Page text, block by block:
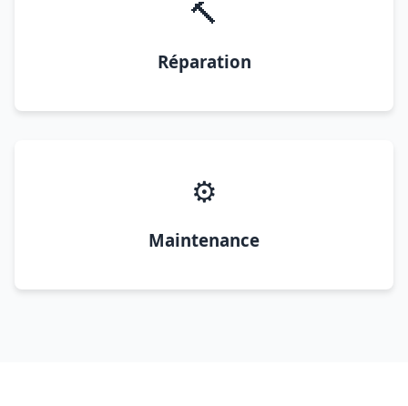
🔨
Réparation
⚙️
Maintenance